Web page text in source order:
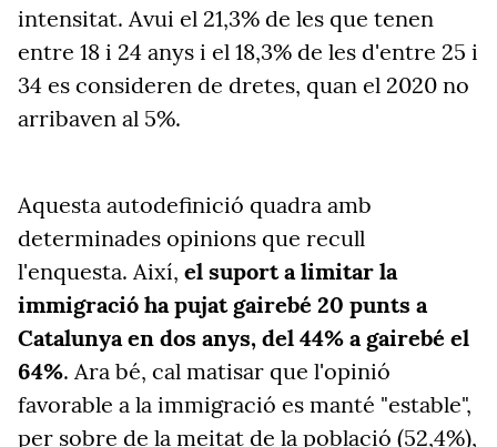
intensitat. Avui el 21,3% de les que tenen
entre 18 i 24 anys i el 18,3% de les d'entre 25 i
34 es consideren de dretes, quan el 2020 no
arribaven al 5%.
Aquesta autodefinició quadra amb
determinades opinions que recull
l'enquesta. Així, el suport a limitar la
immigració ha pujat gairebé 20 punts a
Catalunya en dos anys, del 44% a gairebé el
64%. Ara bé, cal matisar que l'opinió
favorable a la immigració es manté "estable",
per sobre de la meitat de la població (52,4%),